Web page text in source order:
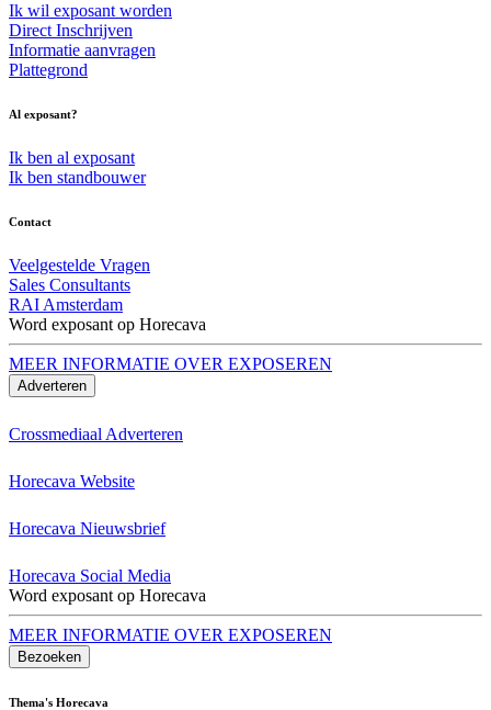
Ik wil exposant worden
Direct Inschrijven
Informatie aanvragen
Plattegrond
Al exposant?
Ik ben al exposant
Ik ben standbouwer
Contact
Veelgestelde Vragen
Sales Consultants
RAI Amsterdam
Word exposant op Horecava
MEER INFORMATIE OVER EXPOSEREN
Adverteren
Crossmediaal Adverteren
Horecava Website
Horecava Nieuwsbrief
Horecava Social Media
Word exposant op Horecava
MEER INFORMATIE OVER EXPOSEREN
Bezoeken
Thema's Horecava